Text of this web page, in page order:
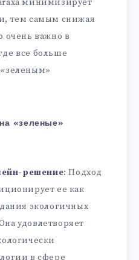
минимизирует
тем самым снижая
очень важно в
все больше
«зеленые»
решение: Подход
ее как
экологичных
удовлетворяет
в сфере